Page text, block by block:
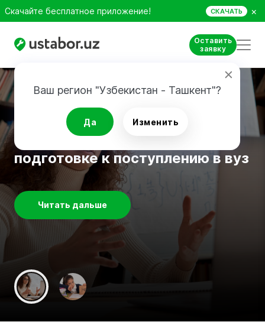
Скачайте бесплатное приложение! СКАЧАТЬ ×
Оставить
заявку
Ваш регион "Узбекистан - Ташкент"?
Да Изменить
Как учиться эффективнее при
подготовке к поступлению в вуз
Читать дальше